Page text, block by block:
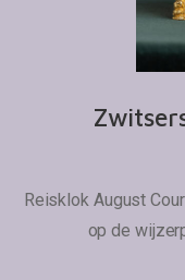
Reisklok August
op de